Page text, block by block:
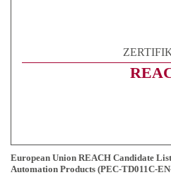
European Union REACH Candidate
Automation Products (PEC-TD011C-